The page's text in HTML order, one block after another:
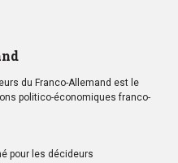
du Franco-Allemand est le
politico-économiques franco-
pour les décideurs